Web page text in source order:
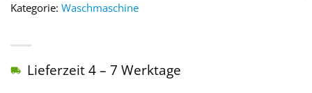
Lieferzeit 4 – 7 Werktage
Kategorie: Waschmaschine